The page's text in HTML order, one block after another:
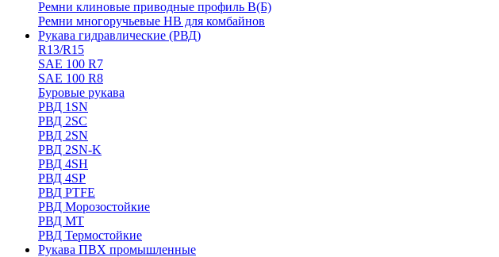
Ремни клиновые приводные профиль В(Б)
Ремни многоручьевые НВ для комбайнов
Рукава гидравлические (РВД)
R13/R15
SAE 100 R7
SAE 100 R8
Буровые рукава
РВД 1SN
РВД 2SC
РВД 2SN
РВД 2SN-K
РВД 4SH
РВД 4SP
РВД PTFE
РВД Морозостойкие
РВД МТ
РВД Термостойкие
Рукава ПВХ промышленные